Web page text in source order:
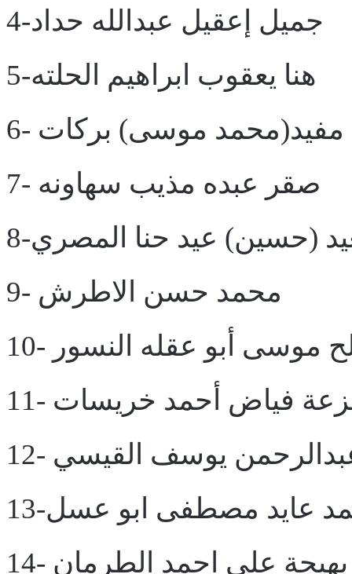
4-جميل إعقيل عبدالله حداد
5-هنا يعقوب ابراهيم الحلته
6- مفيد(محمد موسى) بركات
7- صقر عبده مذيب سهاونه
(حسين) عيد حنا المصري
9- محمد حسن الاطرش
موسى أبو عقله النسور
هزعة فياض أحمد خريسات
عبدالرحمن يوسف القيسي
عايد مصطفى ابو عسل
14- بهيجة علي احمد الطرمان